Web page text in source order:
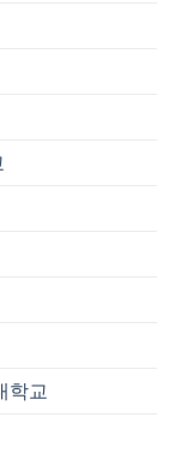
학교